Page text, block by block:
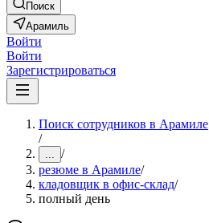
Поиск
Арамиль
Войти
Войти
Зарегистрироваться
Поиск сотрудников в Арамиле
/
... /
резюме в Арамиле/
кладовщик в офис-склад/
полный день